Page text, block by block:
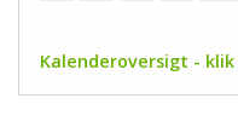
Kalenderoversigt -